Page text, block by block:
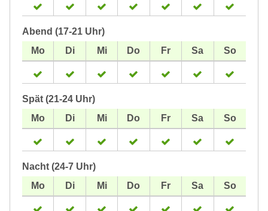
Abend (17-21 Uhr)
Spät (21-24 Uhr)
Nacht (24-7 Uhr)